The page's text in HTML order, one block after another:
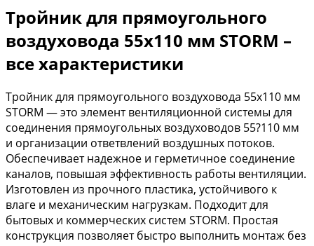
Тройник для прямоугольного
воздуховода 55х110 мм STORM –
все характеристики
Тройник для прямоугольного воздуховода 55х110 мм
STORM — это элемент вентиляционной системы для
соединения прямоугольных воздуховодов 55?110 мм
и организации ответвлений воздушных потоков.
Обеспечивает надежное и герметичное соединение
каналов, повышая эффективность работы вентиляции.
Изготовлен из прочного пластика, устойчивого к
влаге и механическим нагрузкам. Подходит для
бытовых и коммерческих систем STORM. Простая
конструкция позволяет быстро выполнить монтаж без